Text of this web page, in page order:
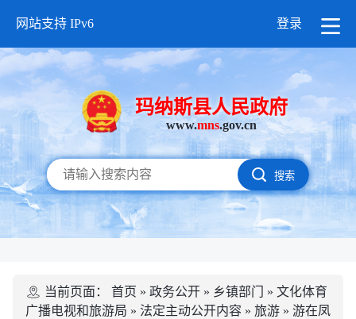
网站支持 IPv6 登录
玛纳斯县人民政府
www.mns.gov.cn
搜索
当前页面： 首页 » 政务公开 » 乡镇部门 » 文化体育
广播电视和旅游局 » 法定主动公开内容 » 旅游 » 游在凤